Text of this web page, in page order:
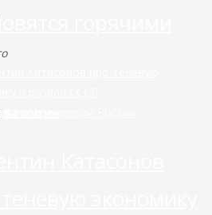
горячими
современной России
Катасонов